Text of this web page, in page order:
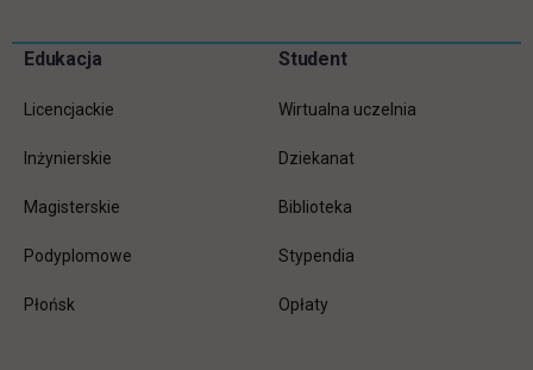
Pomiń
Informacje w stopce
Edukacja
Licencjackie
Inżynierskie
Magisterskie
Podyplomowe
Płońsk
Student
Wirtualna uczelnia
Dziekanat
Biblioteka
Stypendia
Opłaty